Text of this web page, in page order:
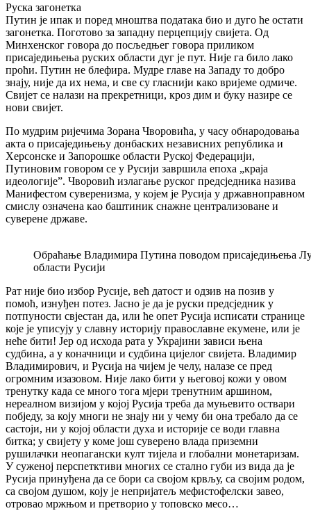
Руска загонетка
Путин је ипак и поред мноштва података био и дуго ће остати
загонетка. Поготово за западну перцепцију свијета. Од
Минхенског говора до посљедњег говора приликом
присаједињења руских области дуг је пут. Није га било лако
проћи. Путин не блефира. Мудре главе на Западу то добро
знају, није да их нема, и све су гласнији како вријеме одмиче.
Свијет се налази на прекретници, кроз дим и буку назире се
нови свијет.
По мудрим ријечима Зорана Чворовића, у часу обнародовања
акта о присаједињењу донбаских независних република и
Херсонске и Запорошке области Руској Федерацији,
Путиновим говором се у Русији завршила епоха „краја
идеологије”. Чворовић излагање руског предсједника назива
Манифестом суверенизма, у којем је Русија у државноправном
смислу означена као баштиник снажне централизоване и
суверене државе.
Обраћање Владимира Путина поводом присаједињења
области Русији
Рат није био избор Русије, већ датост и одзив на позив у
помоћ, изнуђен потез. Јасно је да је руски предсједник у
потпуности свјестан да, или ће опет Русија исписати странице
које је уписују у славну историју православне екумене, или је
неће бити! Јер од исхода рата у Украјини зависи њена
судбина, а у коначници и судбина цијелог свијета. Владимир
Владимирович, и Русија на чијем је челу, налазе се пред
огромним изазовом. Није лако бити у његовој кожи у овом
тренутку када се много тога мјери тренутним аршином,
нереалном визијом у којој Русија треба да муњевито оствари
побједу, за коју многи не знају ни у чему би она требало да се
састоји, ни у којој области духа и историје се води главна
битка; у свијету у коме још суверено влада приземни
рушилачки неопагански култ тијела и глобални монетаризам.
У суженој перспетктиви многих се стално губи из вида да је
Русија принуђена да се бори са својом крвљу, са својим родом,
са својом душом, коју је непријатељ мефистофелски завео,
отровао мржњом и претворио у топовско месо…